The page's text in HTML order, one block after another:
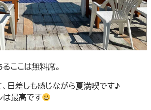
ここは無料席。
日差しも感じながら夏満喫です♪
は最高です